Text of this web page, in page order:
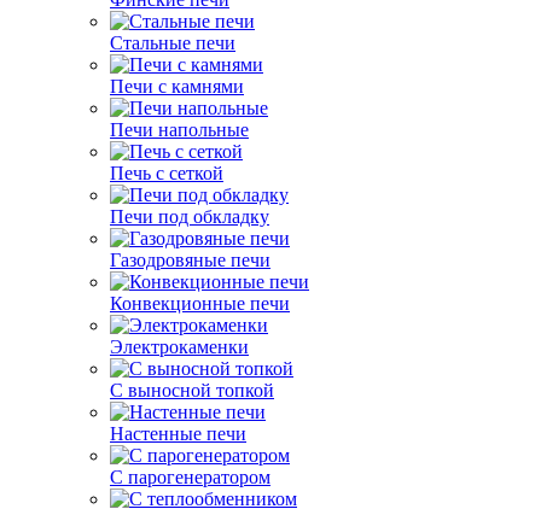
Стальные печи
Печи с камнями
Печи напольные
Печь с сеткой
Печи под обкладку
Газодровяные печи
Конвекционные печи
Электрокаменки
С выносной топкой
Настенные печи
С парогенератором